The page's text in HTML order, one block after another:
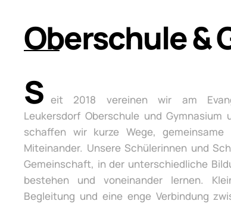
Oberschule &
S eit 2018 vereinen wir am
Leukersdorf Oberschule und
schaffen wir kurze Wege,
Miteinander. Unsere Schülerinnen und
Gemeinschaft, in der unterschiedliche
bestehen und voneinander lernen.
Begleitung und eine enge Verbindung